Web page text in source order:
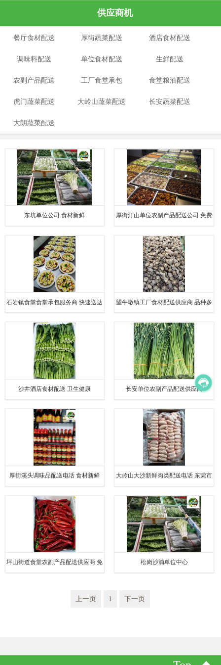
供应商机
餐厅食材配送 厚街蔬菜配送 酒店食材配送
调味料配送 单位食材配送 生鲜配送
农副产品配送 工厂食堂承包 食堂粮油配送
虎门蔬菜配送 大岭山蔬菜配送 长安蔬菜配送
大朗蔬菜配送
东坑单位公司 食材新鲜 厚街汀山单位农副产品配送公司 免费
石岩镇食堂食堂承包服务商 快速送达 望牛墩镇工厂食材配送供应商 品种多
沙井酒店食材配送 卫生健康 长安单位农副产品配送供应商
厚街溪头调味品配送电话 食材新鲜 大岭山大沙新鲜肉类配送电话 东莞市
坪山街道食堂农副产品配送供应商 免 松岗沙浦单位中心
上一页 1 下一页